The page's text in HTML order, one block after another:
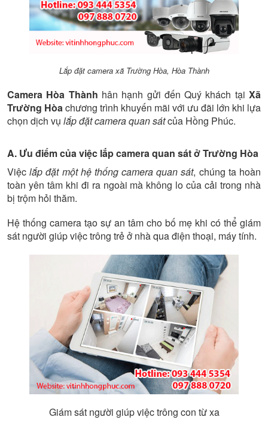
Lắp đặt camera xã Trường Hòa, Hòa Thành
Camera Hòa Thành hân hạnh gửi đến Quý khách tạiXã
Trường Hòa chương trình khuyến mãi với ưu đãi lớn khi lựa
chọn dịch vụ lắp đặt camera quan sátcủa Hồng Phúc.
A. Ưu điểm của việc lắp camera quan sát ở Trường Hòa
Việclắp đặt một hệ thống camera quan sát, chúng ta hoàn
toàn yên tâm khi đi ra ngoài mà không lo của cải trong nhà
bị trộm hỏi thăm.
Hệ thống camera tạo sự an tâm cho bố mẹ khi có thể giám
sát người giúp việc trông trẻ ở nhà qua điện thoại, máy tính.
Giám sát người giúp việc trông con từ xa